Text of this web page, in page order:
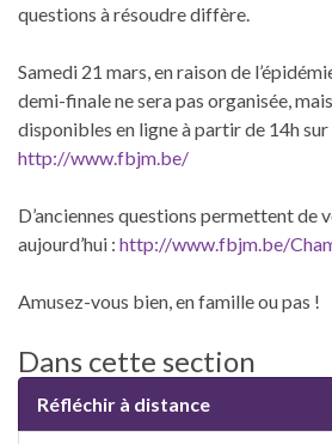
questions à résoudre diffère.
Samedi 21 mars, en raison de
demi-finale ne sera pas organisée,
disponibles en ligne à partir de 14h
http://www.fbjm.be/
D’anciennes questions permettent de
aujourd’hui : http://www.fbjm.be/
Amusez-vous bien, en famille ou pas !
Dans cette section
Réfléchir à distance